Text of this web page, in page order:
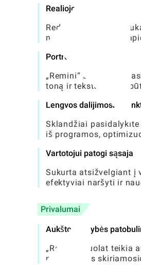
Realiojo laiko efektai
Redaguodami
nedelsiant atsiliepti
Portreto režimas
„Remini“
toną ir tekstūrą, kad
Lengvos dalijimosi
Sklandžiai
iš programos,
Vartotojui patogi sąsaja
Sukurta atsižvelgiant į
efektyviai naršyti ir
Privalumai
Aukštos kokybės
„Remini“ nuolat teikia
net ir mažos